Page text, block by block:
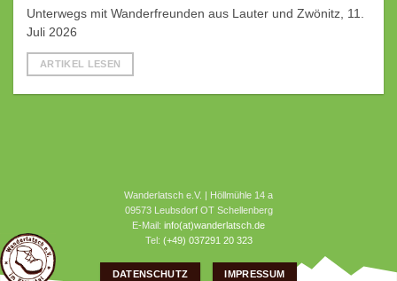
Unterwegs mit Wanderfreunden aus Lauter und Zwönitz, 11.
Juli 2026
ARTIKEL LESEN
Wanderlatsch e.V. | Höllmühle 14 a
09573 Leubsdorf OT Schellenberg
E-Mail: info(at)wanderlatsch.de
Tel: (+49) 037291 20 323
DATENSCHUTZ IMPRESSUM